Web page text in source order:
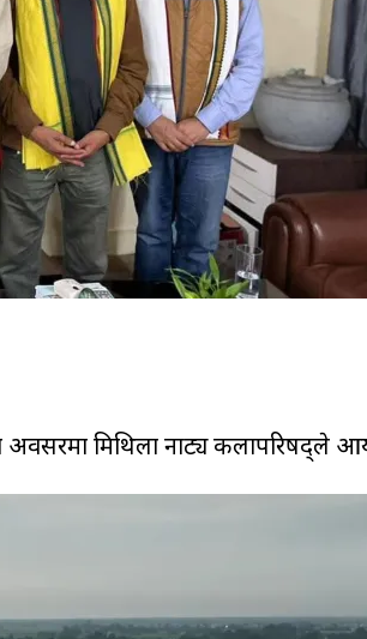
मिथिला नाट्य कलापरिषद्ले